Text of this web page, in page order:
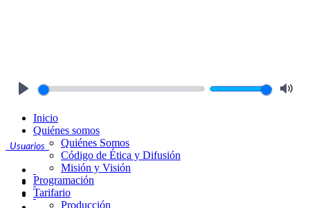
Usuarios
Inicio
Quiénes somos
Quiénes Somos
Código de Ética y Difusión
Misión y Visión
Programación
Tarifario
Producción